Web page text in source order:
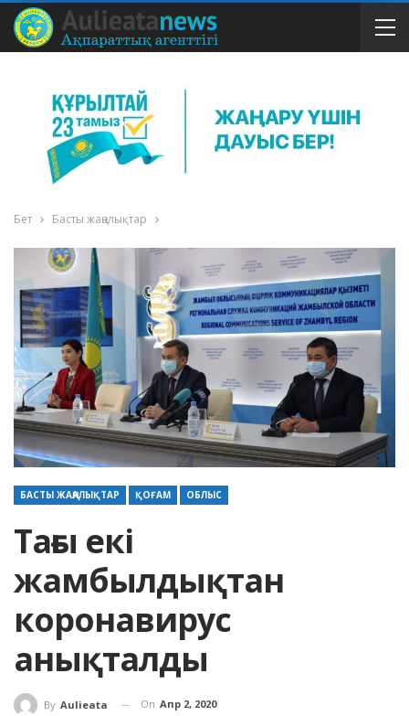
Бет Басты жаңалықтар
БАСТЫ ЖАҢАЛЫҚТАР ҚОҒАМ ОБЛЫС
Тағы екі
жамбылдықтан
коронавирус
анықталды
By Aulieata On Апр 2, 2020